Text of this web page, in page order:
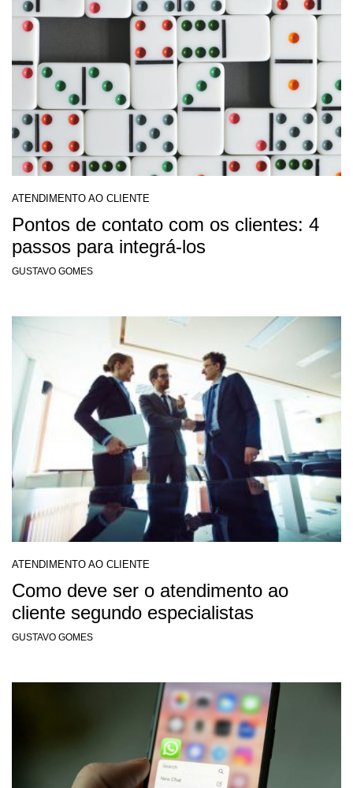
ATENDIMENTO AO CLIENTE
Pontos de contato com os clientes: 4
passos para integrá-los
GUSTAVO GOMES
ATENDIMENTO AO CLIENTE
Como deve ser o atendimento ao
cliente segundo especialistas
GUSTAVO GOMES